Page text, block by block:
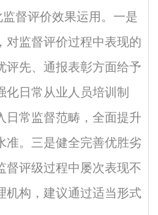
督评价效果运用。一是
对监督评价过程中表现的
评先、通报表彰方面给予
化日常从业人员培训制
日常监督范畴，全面提升
准。三是健全完善优胜劣
督评级过程中屡次表现不
机构，建议通过适当形式